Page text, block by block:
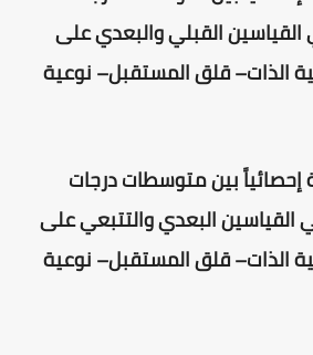
القبلي والبعدي على
الذات– قلق المستقبل– نوعية
إحصائياً بين متوسطات درجات
القياسين البعدي والتتبعي على
الذات– قلق المستقبل– نوعية